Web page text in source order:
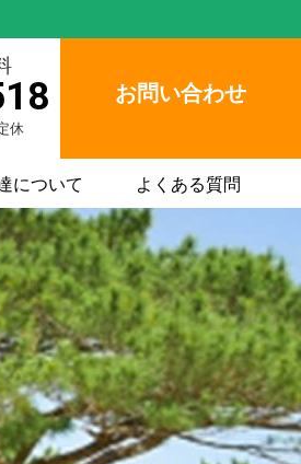
休
お問い合わせ
について よくある質問